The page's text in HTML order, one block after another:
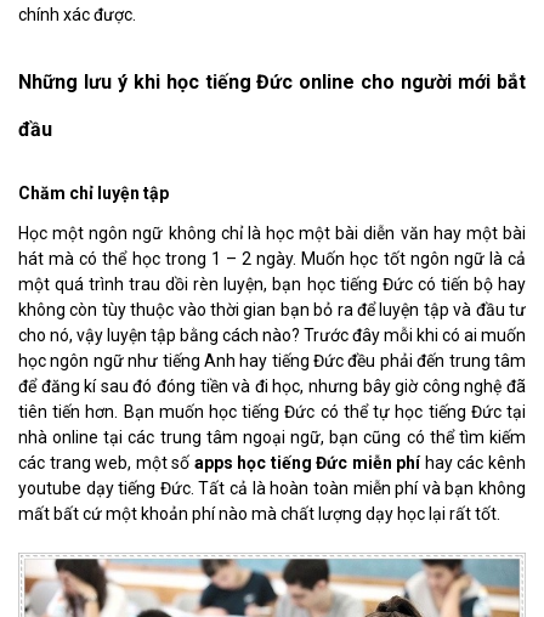
chính xác được.
Những lưu ý khi học tiếng Đức online cho người mới bắt
đầu
Chăm chỉ luyện tập
Học một ngôn ngữ không chỉ là học một bài diễn văn hay một bài
hát mà có thể học trong 1 – 2 ngày. Muốn học tốt ngôn ngữ là cả
một quá trình trau dồi rèn luyện, bạn học tiếng Đức có tiến bộ hay
không còn tùy thuộc vào thời gian bạn bỏ ra để luyện tập và đầu tư
cho nó, vậy luyện tập bằng cách nào? Trước đây mỗi khi có ai muốn
học ngôn ngữ như tiếng Anh hay tiếng Đức đều phải đến trung tâm
để đăng kí sau đó đóng tiền và đi học, nhưng bây giờ công nghệ đã
tiên tiến hơn. Bạn muốn học tiếng Đức có thể tự học tiếng Đức tại
nhà online tại các trung tâm ngoại ngữ, bạn cũng có thể tìm kiếm
các trang web, một số apps học tiếng Đức miễn phíhay các kênh
youtube dạy tiếng Đức. Tất cả là hoàn toàn miễn phí và bạn không
mất bất cứ một khoản phí nào mà chất lượng dạy học lại rất tốt.